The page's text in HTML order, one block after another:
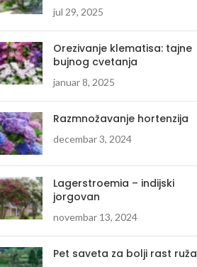
jul 29, 2025
Orezivanje klematisa: tajne
bujnog cvetanja
januar 8, 2025
Razmnožavanje hortenzija
decembar 3, 2024
Lagerstroemia – indijski
jorgovan
novembar 13, 2024
Pet saveta za bolji rast ruža